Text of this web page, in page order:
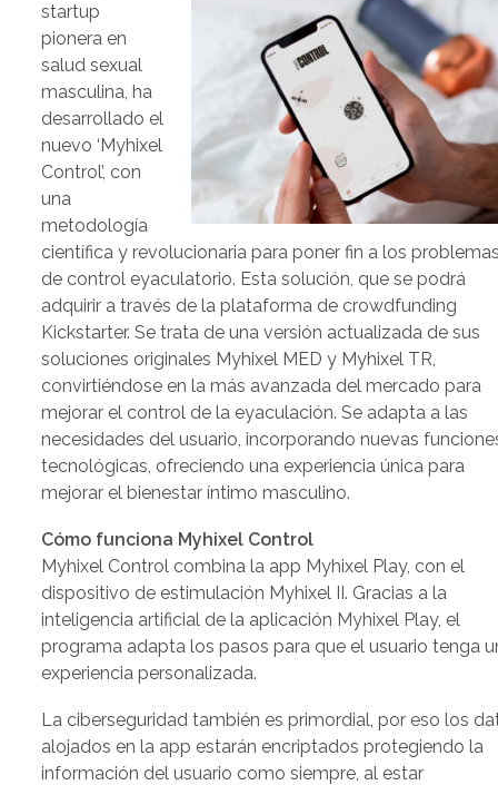
startup
pionera en
salud sexual
masculina, ha
desarrollado el
nuevo ‘Myhixel
Control’, con
una
metodología
científica y revolucionaria para poner fin a los
de control eyaculatorio. Esta solución, que se podrá
adquirir a través de la plataforma de crowdfunding
Kickstarter. Se trata de una versión actualizada de sus
soluciones originales Myhixel MED y Myhixel TR,
convirtiéndose en la más avanzada del mercado para
mejorar el control de la eyaculación. Se adapta a las
necesidades del usuario, incorporando nuevas
tecnológicas, ofreciendo una experiencia única para
mejorar el bienestar íntimo masculino.
Cómo funciona Myhixel Control
Myhixel Control combina la app Myhixel Play, con el
dispositivo de estimulación Myhixel II. Gracias a la
inteligencia artificial de la aplicación Myhixel Play, el
programa adapta los pasos para que el usuario tenga
experiencia personalizada.
La ciberseguridad también es primordial, por eso los
alojados en la app estarán encriptados protegiendo la
información del usuario como siempre, al estar